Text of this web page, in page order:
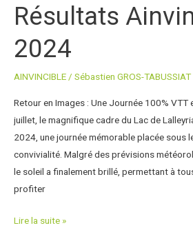
Résultats
2024
AINVINCIBLE / Sébastien GROS-TABUSSIAT
Retour en Images : Une Journée 100% VTT
juillet, le magnifique cadre du Lac de
2024, une journée mémorable placée sous
convivialité. Malgré des prévisions
le soleil a finalement brillé, permettant à
profiter
2024
Lire la suite »